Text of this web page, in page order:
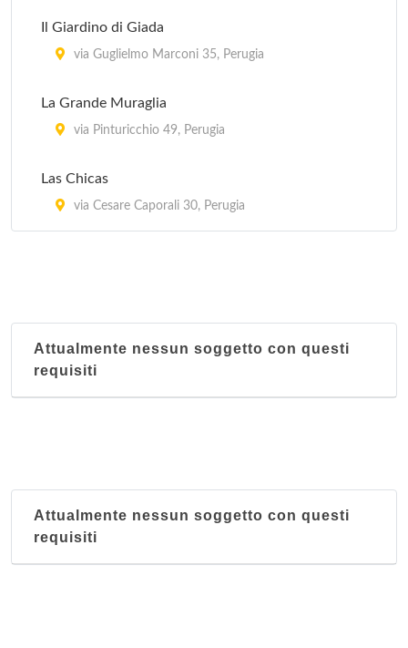
Il Giardino di Giada
via Guglielmo Marconi 35, Perugia
La Grande Muraglia
via Pinturicchio 49, Perugia
Las Chicas
via Cesare Caporali 30, Perugia
Attualmente nessun soggetto con questi
requisiti
Attualmente nessun soggetto con questi
requisiti